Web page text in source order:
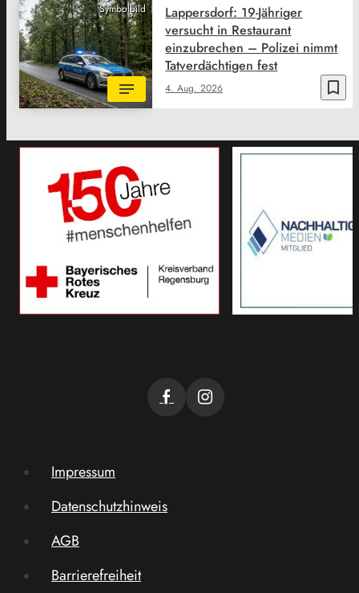
Symbolbild
bookmark_border
4. Aug. 2026
Lappersdorf: 19-Jähriger
versucht in Restaurant
einzubrechen – Polizei nimmt
Tatverdächtigen fest
Impressum
Datenschutzhinweis
AGB
Barrierefreiheit